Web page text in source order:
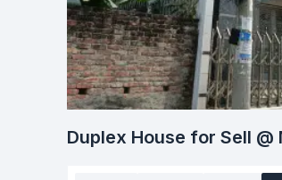
Duplex House for Sell @